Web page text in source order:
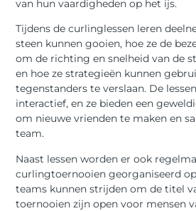
van hun vaardigheden op het ijs.
Tijdens de curlinglessen leren
steen kunnen gooien, hoe ze de
om de richting en snelheid van de
en hoe ze strategieën kunnen
tegenstanders te verslaan. De
interactief, en ze bieden een
om nieuwe vrienden te maken en
team.
Naast lessen worden er ook
curlingtoernooien georganiseerd
teams kunnen strijden om de titel
toernooien zijn open voor mensen